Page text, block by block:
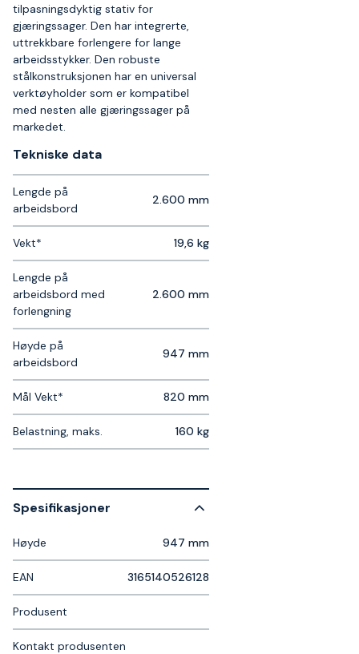
tilpasningsdyktig stativ for
gjæringssager. Den har integrerte,
uttrekkbare forlengere for lange
arbeidsstykker. Den robuste
stålkonstruksjonen har en universal
verktøyholder som er kompatibel
med nesten alle gjæringssager på
markedet.
Tekniske data​
Lengde på
arbeidsbord
2.600 mm
Vekt* 19,6 kg
Lengde på
arbeidsbord med
forlengning
2.600 mm
Høyde på
arbeidsbord
947 mm
Mål Vekt* 820 mm
Belastning, maks. 160 kg
Spesifikasjoner
Høyde 947 mm
EAN 3165140526128
Produsent
Kontakt produsenten